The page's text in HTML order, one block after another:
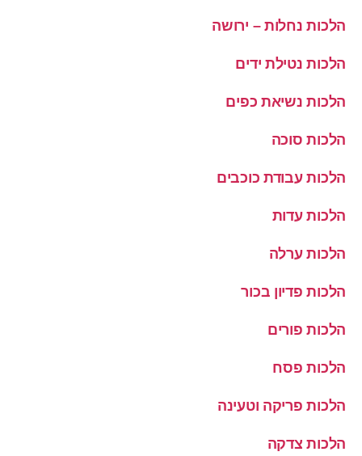
הלכות נחלות – ירושה
הלכות נטילת ידים
הלכות נשיאת כפים
הלכות סוכה
הלכות עבודת כוכבים
הלכות עדות
הלכות ערלה
הלכות פדיון בכור
הלכות פורים
הלכות פסח
הלכות פריקה וטעינה
הלכות צדקה